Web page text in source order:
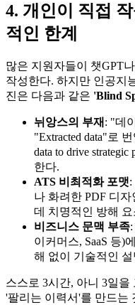
4. 개인이 직접
적인 한계
많은 지원자들이 챗GPT
작성한다. 하지만 인공지
진은 다음과 같은 'Blind
뉘앙스의 부재 : "데
"Extracted data"로
data to drive
한다.
ATS 비최적화 포맷:
나 화려한 PDF 디
데 치명적인 방해
비즈니스 문맥 부족
이커머스, SaaS 등)
해 없이 기술적인
스스로 3시간, 아니 3일
'팔리는 이력서'를 만드는